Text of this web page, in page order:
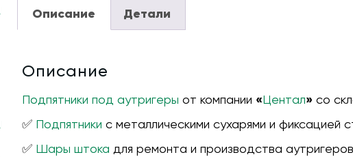
Описание Детали
Описание
Подпятники под аутригеры от компании «Центал»со
✅ Подпятники с металлическими сухарями и фиксацией
✅ Шары штока для ремонта и производства аутригеров